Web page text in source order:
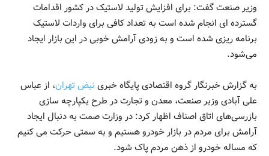
وزیر صنعت گفت: برای افزایش تولید لاستیک در کشور اقدامات
گسترده ای انجام شده است به تعداد کافی برای واردات لاستیک
برنامه ریزی شده است و به زودی آرامش خوبی در این بازار ایجاد
می‌شود.
به گزارش خبرنگار گروه اقتصادی پایگاه خبری نبض تهران، از عباس
علی آبادی وزیر صنعت، معدن و تجارت در طرح یکپارچه سازی
بازرسی‌های اتاق اصناف اظهار کرد: در وزارت صمت به دنبال ایجاد
آرامش برای مردم در بازار خودرو هستیم و به سمتی حرکت می کنیم
که مساله خودرو از ذهن مردم پاک شود.